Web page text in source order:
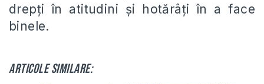
drepți în atitudini și hotărâți în a face
binele.
Articole similare: